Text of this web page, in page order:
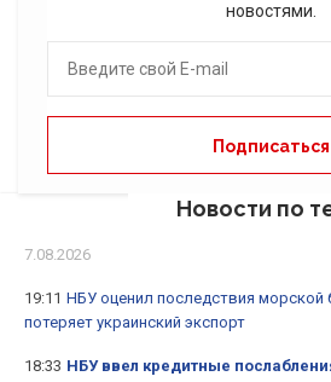
новостями.
Новости по
7.08.2026
19:11 НБУ оценил последствия морской
потеряет украинский экспорт
18:33 НБУ ввел кредитные